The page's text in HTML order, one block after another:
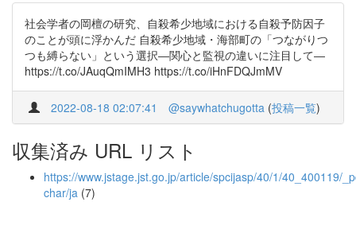
社会学者の岡檀の研究、自殺希少地域における自殺予防因子
のことが頭に浮かんだ 自殺希少地域・海部町の「つながりつ
つも縛らない」という選択―関心と監視の違いに注目して―
https://t.co/JAuqQmIMH3 https://t.co/iHnFDQJmMV
2022-08-18 02:07:41 @saywhatchugotta (投稿一覧)
収集済み URL リスト
https://www.jstage.jst.go.jp/article/spcijasp/40/1/40_400119/
char/ja (7)